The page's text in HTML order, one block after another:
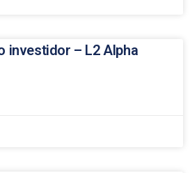
investidor – L2 Alpha